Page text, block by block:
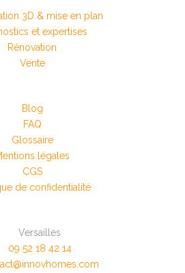
3D & mise en plan
et expertises
Rénovation
Vente
Blog
FAQ
Glossaire
légales
CGS
de confidentialité
Versailles
09 52 18 42 14